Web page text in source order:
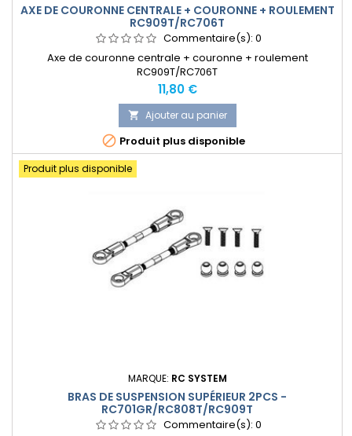
AXE DE COURONNE CENTRALE + COURONNE + ROULEMENT
RC909T/RC706T
Commentaire(s): 0
Axe de couronne centrale + couronne + roulement
RC909T/RC706T
Prix
11,80 €
 Ajouter au panier
 Produit plus disponible
Produit plus disponible
MARQUE: RC SYSTEM
BRAS DE SUSPENSION SUPÉRIEUR 2PCS -
RC701GR/RC808T/RC909T
Commentaire(s): 0